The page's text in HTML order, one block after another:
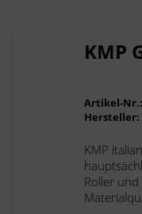
KMP
Artikel-Nr.:
Hersteller:
KMP
Roller